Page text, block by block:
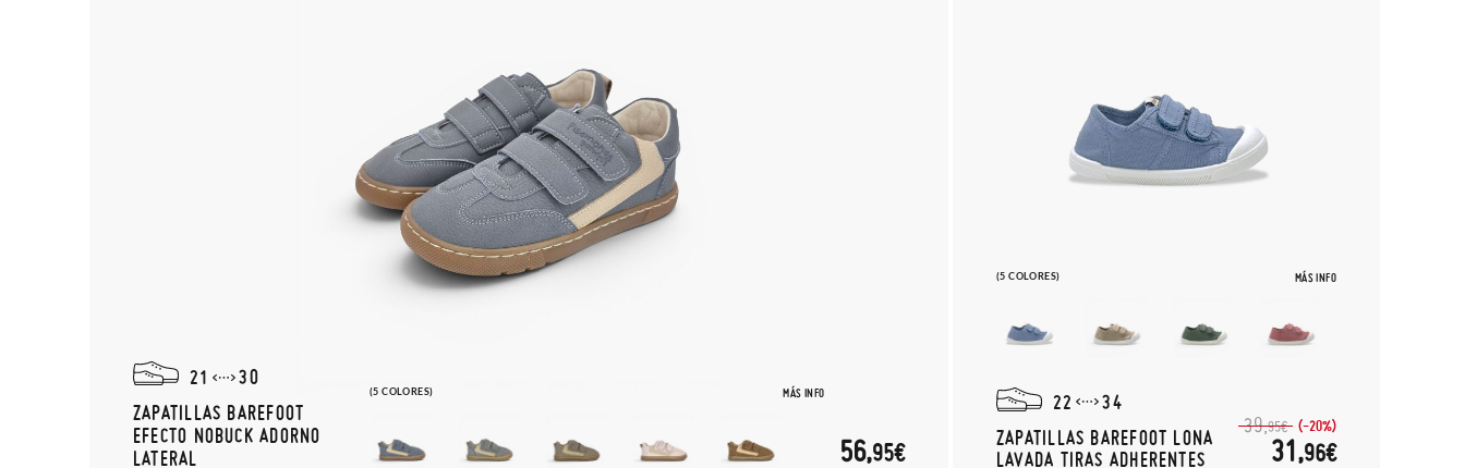
(5 COLORES) MÁS INFO
21
30
ZAPATILLAS BAREFOOT
EFECTO NOBUCK ADORNO
LATERAL
56,95€
(5 COLORES) MÁS INFO
22
34
ZAPATILLAS BAREFOOT LONA
LAVADA TIRAS ADHERENTES
39,95€ (-20%)
31,96€